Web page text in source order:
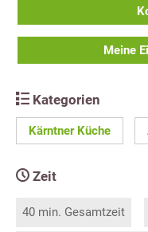
Meine
Kategorien
Kärntner Küche
Zeit
40 min. Gesamtzeit